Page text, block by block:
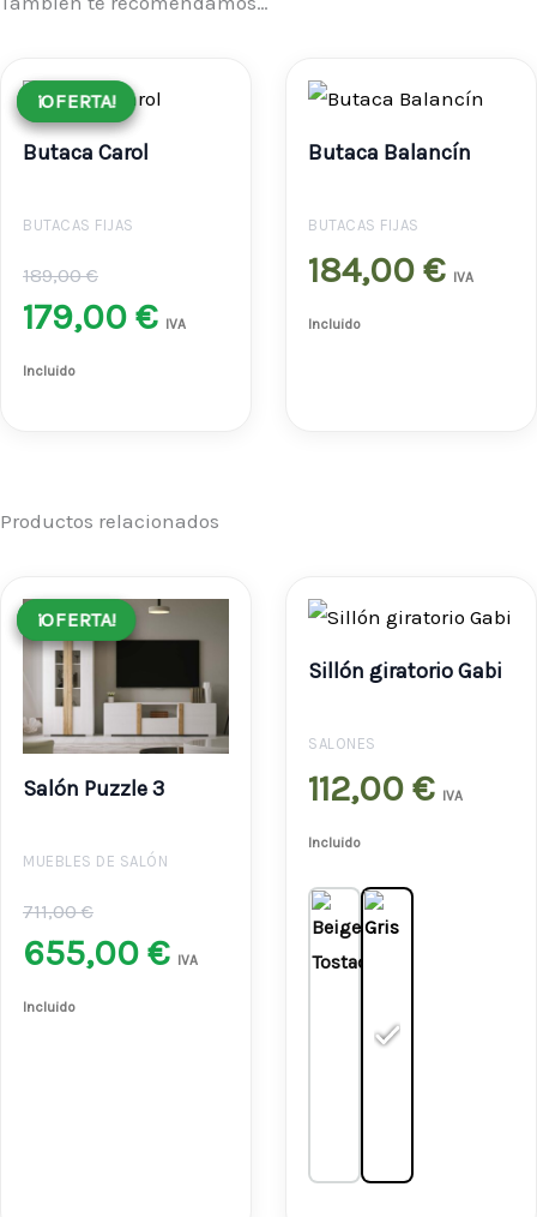
¡OFERTA!
¡OFERTA!
Butaca Carol
BUTACAS FIJAS
189,00€
El
precio
original
era:
179,00€ IVA
Incluido
Butaca Balancín
BUTACAS FIJAS
184,00€ IVA
Incluido
Productos relacionados
¡OFERTA!
¡OFERTA!
Salón Puzzle 3
MUEBLES DE SALÓN
711,00€
El
precio
original
era:
711,00 €.
655,00€
El
precio
actual
es:
655,00 €.
IVA
Incluido
Sillón giratorio Gabi
SALONES
112,00€ IVA
Incluido